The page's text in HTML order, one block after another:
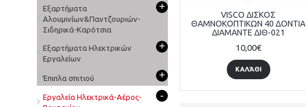
Εξαρτήματα
Αλουμινίων&Παντζουριών-
Σιδηρικά-Καρότσια
+
Εξαρτήματα Ηλεκτρικών
Εργαλείων
+
Έπιπλα σπιτιού +
Εργαλεία Ηλεκτρικά-Αέρος-
-
VISCO ΔΙΣΚΟΣ
ΘΑΜΝΟΚΟΠΤΙΚΩΝ 40 ΔΟΝΤΙΑ
ΔΙΑΜΑΝΤΕ ΔΙΘ-021
10,00€
ΚΑΛΆΘΙ